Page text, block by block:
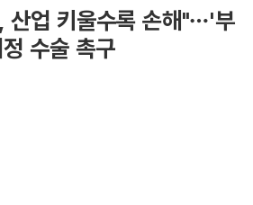
산업 키울수록 손해"…'부
수술 촉구